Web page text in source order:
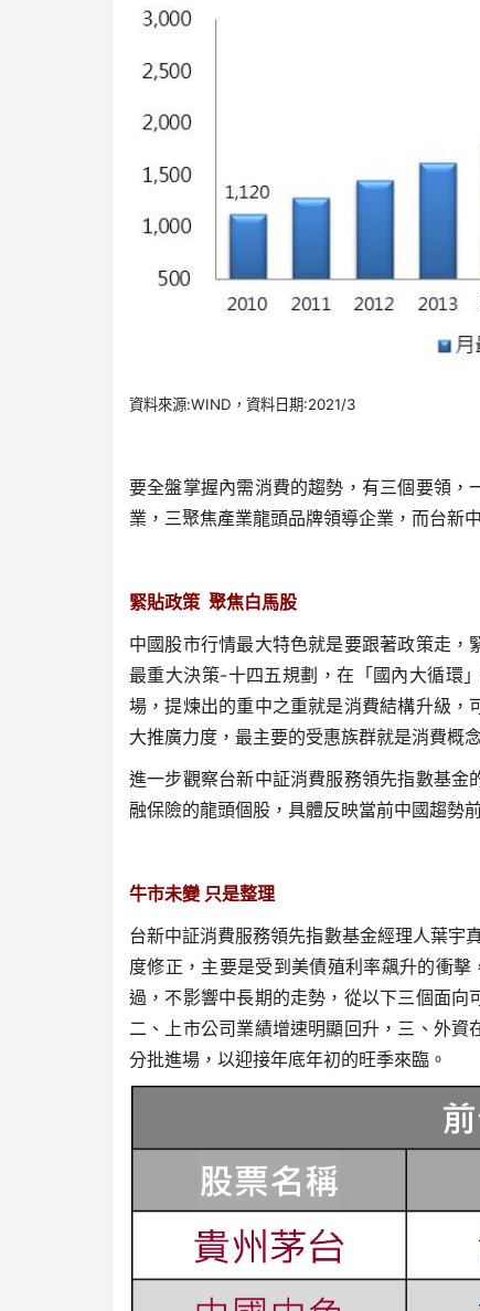
資料來源:WIND，資料日期:2021/3
要全盤掌握內需消費的趨勢，有三個要領
業，三聚焦產業龍頭品牌領導企業，而台新
緊貼政策 聚焦白馬股
中國股市行情最大特色就是要跟著政策走
最重大決策-十四五規劃，在「國內大循環
場，提煉出的重中之重就是消費結構升級
大推廣力度，最主要的受惠族群就是消費概
進一步觀察台新中証消費服務領先指數基
融保險的龍頭個股，具體反映當前中國趨勢
牛市未變 只是整理
台新中証消費服務領先指數基金經理人葉宇
度修正，主要是受到美債殖利率飆升的衝
過，不影響中長期的走勢，從以下三個面向
二、上市公司業績增速明顯回升，三、外
分批進場，以迎接年底年初的旺季來臨。